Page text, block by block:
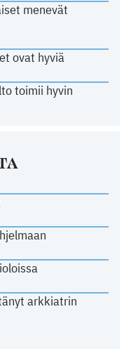
menevät
ovat hyviä
toimii hyvin
arkkiatrin